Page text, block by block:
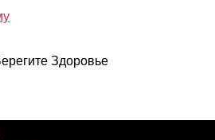
Здоровье